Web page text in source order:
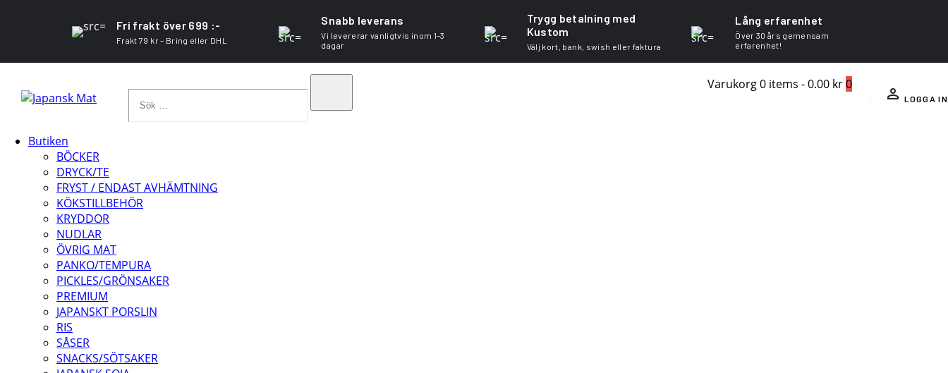
Fri frakt över 699 :-
Frakt 79 kr – Bring eller DHL
Snabb leverans
Vi levererar vanligtvis inom 1–3
dagar
Trygg betalning med
Kustom
Välj kort, bank, swish eller faktura
Lång erfarenhet
Över 30 års gemensam
erfarenhet!
Varukorg0 items -0.00 kr0
LOGGA IN
Butiken
BÖCKER
DRYCK/TE
FRYST / ENDAST AVHÄMTNING
KÖKSTILLBEHÖR
KRYDDOR
NUDLAR
ÖVRIG MAT
PANKO/TEMPURA
PICKLES/GRÖNSAKER
PREMIUM
JAPANSKT PORSLIN
RIS
SÅSER
SNACKS/SÖTSAKER